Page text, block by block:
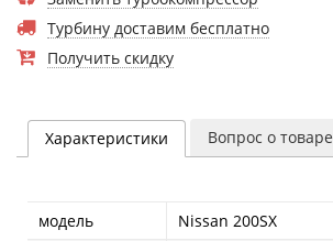
Турбину доставим бесплатно
Получить скидку
Характеристики Вопрос о товаре
модель
Nissan 200SX